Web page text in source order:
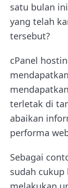
satu bulan
yang telah
tersebut?
cPanel
terletak di
abaikan
performa
Sebagai
sudah